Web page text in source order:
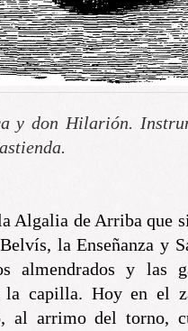
y don Hilarión.
Algalia de Arriba que
la Enseñanza y
almendrados y las
capilla. Hoy en el
al arrimo del torno,